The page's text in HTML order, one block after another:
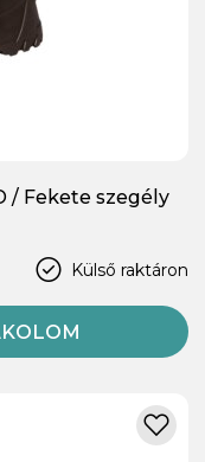
/ Fekete szegély
Külső raktáron